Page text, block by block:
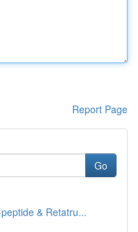
Report Page
Go
& Retatru...